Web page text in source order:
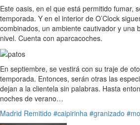
Este oasis, en el que está permitido fumar,
temporada. Y en el interior de O’Clock
combinados, un ambiente cautivador y una
nivel. Cuenta con aparcacoches.
En septiembre, se vestirá con su traje de
temporada. Entonces, serán otras las
dejan a la clientela sin palabras. Hasta
noches de verano…
Madrid Remitido #caipirinha #granizado